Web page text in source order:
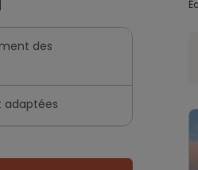
des
adaptées